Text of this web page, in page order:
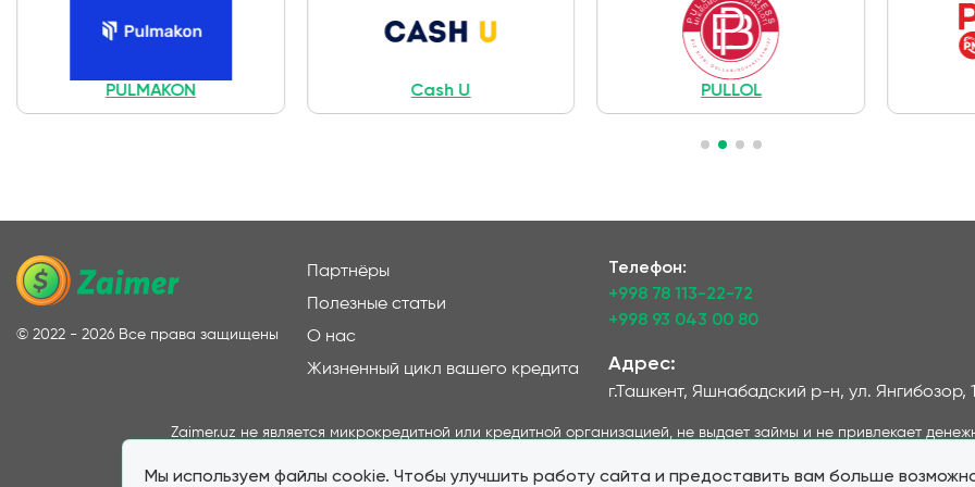
PULMAKON Cash U PULLOL
Мы используем файлы cookie. Чтобы улучшить работу сайта и предоставить вам больше
© 2022 - 2026 Все права защищены
Партнёры
Полезные статьи
О нас
Жизненный цикл вашего кредита
Телефон:
+998 78 113-22-72
+998 93 043 00 80
Адрес:
г.Ташкент, Яшнабадский р-н, ул. Янгибозор, 1
Zaimer.uz не является микрокредитной или кредитной организацией, не выдает займы и не привлекает
непосредственно компаниями, предоставляющими данные услуги и представленные на данном сайте. Важно